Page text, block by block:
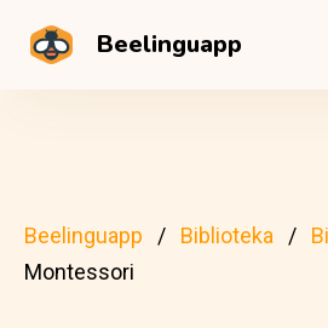
Beelinguapp
Beelinguapp Biblioteka
Montessori